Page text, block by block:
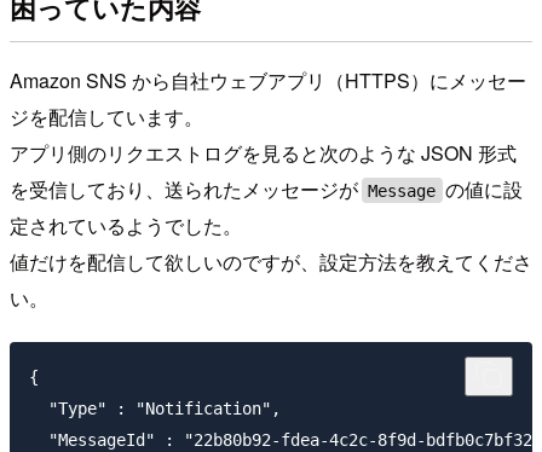
Amazon SNS から自社ウェブアプリ（HTTPS）にメッセー
ジを配信しています。
アプリ側のリクエストログを見ると次のような JSON 形式
を受信しており、送られたメッセージが Message の値に設
定されているようでした。
値だけを配信して欲しいのですが、設定方法を教えてくださ
い。
{
  "Type" : "Notification",
"MessageId" : "22b80b92-fdea-4c2c-8f9d-